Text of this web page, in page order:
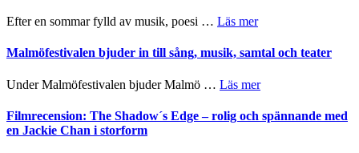
vidsträckta
mycket
Efter en sommar fylld av musik, poesi … Läs merom
Endre,
och
Pöntinen
Malmöfestivalen bjuder in till sång, musik, samtal och teater
Under Malmöfestivalen bjuder Malmö … Läs merom
bjuder
in
Filmrecension: The Shadow´s Edge – rolig och spännande med
en Jackie Chan i storform